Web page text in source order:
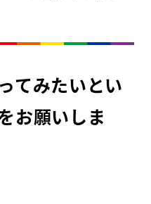
てみたいとい
お願いしま